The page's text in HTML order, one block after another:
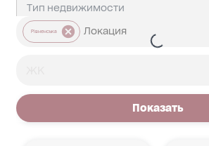
Рівненська
Показать